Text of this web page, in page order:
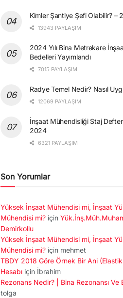
Kimler Şantiye Şefi Olabilir? –
13943 PAYLAŞIM
2024 Yılı Bina Metrekare
Bedelleri Yayımlandı
7015 PAYLAŞIM
Radye Temel Nedir? Nasıl
12069 PAYLAŞIM
İnşaat Mühendisliği Staj
2024
6321 PAYLAŞIM
Son Yorumlar
Yüksek İnşaat Mühendisi mi, İnşaat
Mühendisi mi? için
Demirkollu
Yüksek İnşaat Mühendisi mi, İnşaat
Mühendisi mi? için mehmet
TBDY 2018 Göre Örnek Bir Ani
Hesabı için İbrahim
Rezonans Nedir? | Bina Rezonansı Ve
tolga